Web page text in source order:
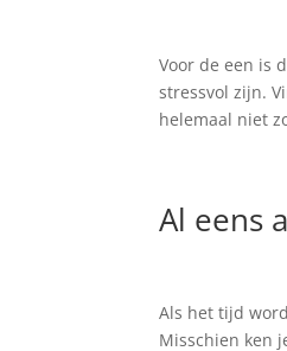
Voor de een is
stressvol zijn.
helemaal niet
Al eens
Als het tijd
Misschien ken